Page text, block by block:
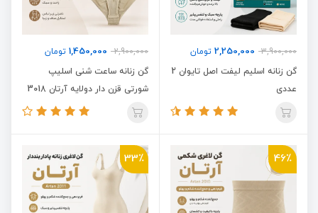
3,900,000
2,250,000 تومان
گن زنانه اسلیم لیفت اصل تایوان 2
عددی
2,900,000
1,450,000 تومان
گن زنانه ساعت شنی اسلیپ
شورتی قزن دار دولایه آرتان 3018
46٪ 33٪